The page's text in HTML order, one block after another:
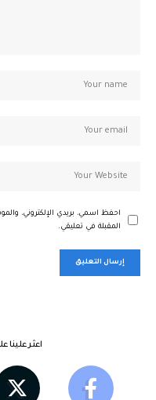
احفظ اسمي، بريدي الإلكتروني،
المقبلة في تعليقي.
اعثر علينا